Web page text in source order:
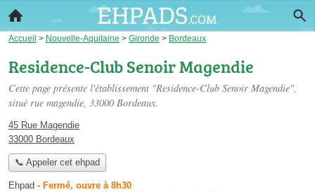
Accueil > Nouvelle-Aquitaine > Gironde > Bordeaux
Residence-Club Senoir Magendie
Cette page présente l'établissement "Residence-Club Senoir Magendie",
situé rue magendie, 33000 Bordeaux.
45 Rue Magendie
33000 Bordeaux
📞 Appeler cet ehpad
Ehpad - Fermé, ouvre à 8h30